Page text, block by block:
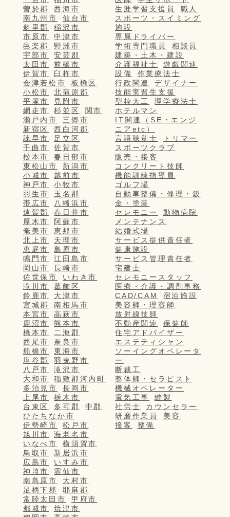
曽於郡
西海市
南九州市
仙台市
斜里郡
稲沢市
市原市
中津市
邑楽郡
野洲市
宇部市
安芸郡
太田市
前橋市
伊賀市
臼杵市
会津若松市
板橋区
小松市
北蒲原郡
平塚市
見附市
網走市
杉並区
関市
瀬戸内市
三郷市
新宿区
西白河郡
諫早市
足立区
千曲市
佐賀市
松本市
春日部市
東松山市
新潟市
小城市
越前市
神戸市
小牧市
羽生市
玉名郡
帯広市
八幡浜市
遠賀郡
春日井市
厚木市
阿蘇市
奄美市
恵那市
北上市
天理市
恵庭市
島原市
鳴門市
江田島市
岡山市
長崎市
佐世保市
いわき市
滝川市
葛飾区
鈴鹿市
大津市
宮城郡
南相馬市
本宮市
高萩市
鹿沼市
熊本市
橋本市
二海郡
西尾市
奈良市
船橋市
東海市
塩谷郡
羽曳野市
八戸市
滝沢市
大和市
稲敷郡河内町
多治見市
長岡市
上尾市
栃木市
台東区
多可郡
中郡
ひたちなか市
伊勢崎市
松戸市
旭川市
海老名市
いなべ市
横須賀市
鳥取市
新居浜市
広島市
いすみ市
神埼市
雲仙市
南島原市
大村市
足柄下郡
耶麻郡
常陸太田市
甲府市
都城市
焼津市
生涯学習支援員
職人
スポーツ・スイミング
施設
専属ドライバー
学術専門職員
相談員
建築・土木・建設
介護福祉士
遊戯関連
設備
作業療法士
行政関連
デザイナー
技能実習生支援
型枠大工
理学療法士
ホテルマン
IT関連（SE・エンジ
ニアetc）
言語聴覚士
トリマー
スポーツクラブ
販売・接客
コンクリート技師
機能訓練指導員
ゴルフ場
自動車整備・修理・鈑
金・塗装
セレモニー
動物病院
メンテナンス
結婚式場
サービス提供責任者
健康施設
サービス管理責任者
宅建士
セレモニースタッフ
医療・介護・調剤事務
CAD/CAM
宿泊施設
美容師・理容師
放射線技師
不動産関連
保健師
住宅アドバイザー
エステティシャン
ソーイングオペレータ
ー
断裁工
整体師・セラピスト
機械オペレーター
電気工事
縫製
社労士
カウンセラー
研磨作業員
美容
接客
整備